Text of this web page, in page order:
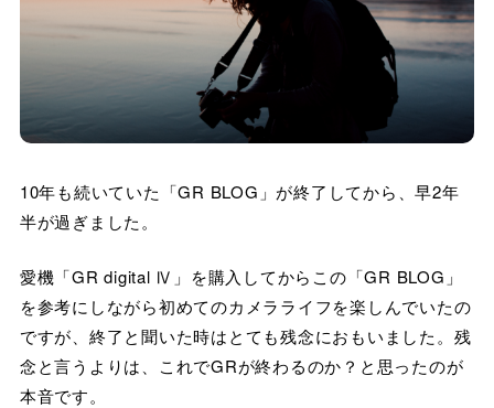
10年も続いていた「GR BLOG」が終了してから、早2年
半が過ぎました。
愛機「GR digital Ⅳ」を購入してからこの「GR BLOG」
を参考にしながら初めてのカメラライフを楽しんでいたの
ですが、終了と聞いた時はとても残念におもいました。残
念と言うよりは、これでGRが終わるのか？と思ったのが
本音です。